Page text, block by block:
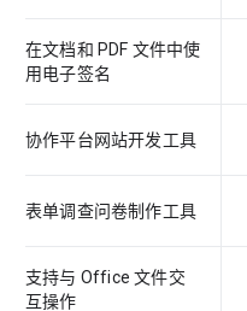
在文档和 PDF 文件中使
用电子签名
协作平台网站开发工具
表单调查问卷制作工具
支持与 Office 文件交
互操作